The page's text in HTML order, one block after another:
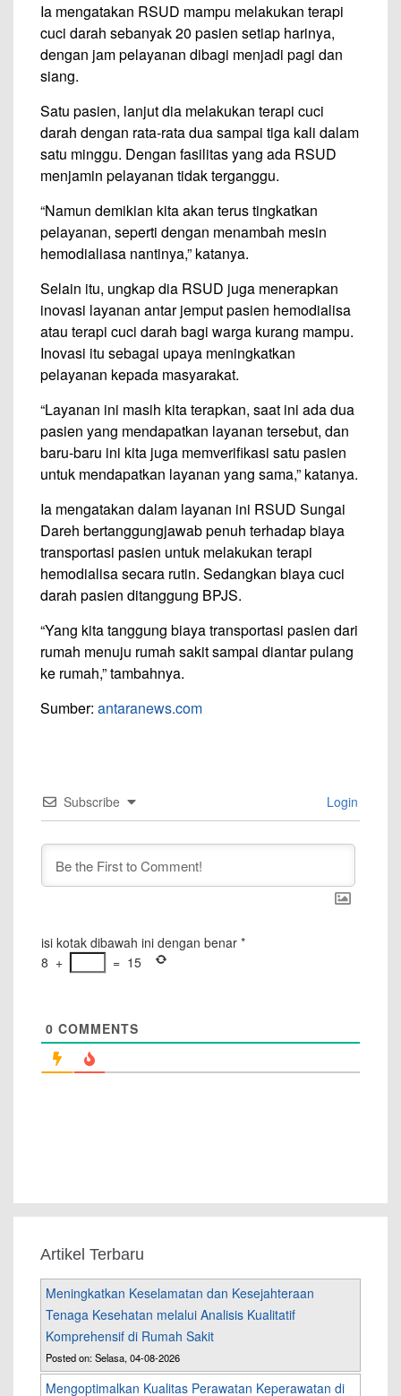
Ia mengatakan RSUD mampu melakukan terapi
cuci darah sebanyak 20 pasien setiap harinya,
dengan jam pelayanan dibagi menjadi pagi dan
siang.
Satu pasien, lanjut dia melakukan terapi cuci
darah dengan rata-rata dua sampai tiga kali dalam
satu minggu. Dengan fasilitas yang ada RSUD
menjamin pelayanan tidak terganggu.
“Namun demikian kita akan terus tingkatkan
pelayanan, seperti dengan menambah mesin
hemodialiasa nantinya,” katanya.
Selain itu, ungkap dia RSUD juga menerapkan
inovasi layanan antar jemput pasien hemodialisa
atau terapi cuci darah bagi warga kurang mampu.
Inovasi itu sebagai upaya meningkatkan
pelayanan kepada masyarakat.
“Layanan ini masih kita terapkan, saat ini ada dua
pasien yang mendapatkan layanan tersebut, dan
baru-baru ini kita juga memverifikasi satu pasien
untuk mendapatkan layanan yang sama,” katanya.
Ia mengatakan dalam layanan ini RSUD Sungai
Dareh bertanggungjawab penuh terhadap biaya
transportasi pasien untuk melakukan terapi
hemodialisa secara rutin. Sedangkan biaya cuci
darah pasien ditanggung BPJS.
“Yang kita tanggung biaya transportasi pasien dari
rumah menuju rumah sakit sampai diantar pulang
ke rumah,” tambahnya.
Sumber: antaranews.com
Subscribe Login
isi kotak dibawah ini dengan benar *
8 + = 15
0 COMMENTS
Artikel Terbaru
Meningkatkan Keselamatan dan Kesejahteraan
Tenaga Kesehatan melalui Analisis Kualitatif
Komprehensif di Rumah Sakit
Posted on: Selasa, 04-08-2026
Mengoptimalkan Kualitas Perawatan Keperawatan di